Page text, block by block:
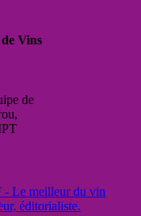
Vins
de
- Le meilleur du vin
éditorialiste.